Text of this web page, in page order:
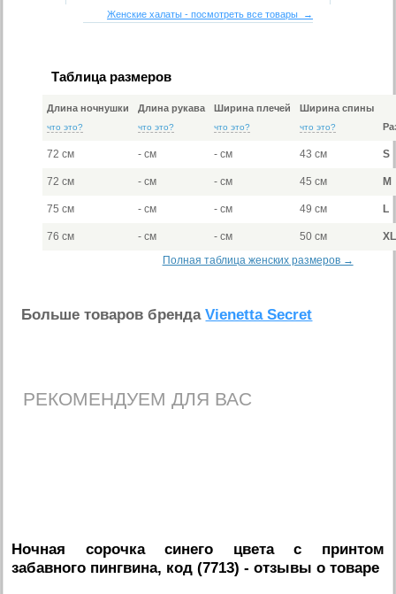
Женские халаты - посмотреть все товары →
Таблица размеров
Длина ночнушки
что это?
Длина рукава
что это?
Ширина плечей
что это?
Ширина спины
что это?
72 см - см - см 43 см S
72 см - см - см 45 см M
75 см - см - см 49 см L
76 см - см - см 50 см
XL
Полная таблица женских размеров →
Больше товаров брендаVienetta Secret
РЕКОМЕНДУЕМ ДЛЯ ВАС
Ночная сорочка синего цвета с принтом
забавного пингвина, код (7713) - отзывы о товаре